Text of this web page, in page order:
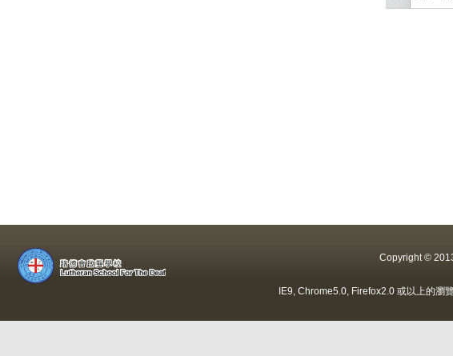
Copyright ©
IE9, Chrome5.0, Firefox2.0 或以上的瀏